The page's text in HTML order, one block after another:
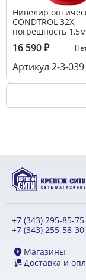
Нивелир
CONDTROL 32X,
погрешность
16 590₽
Артикул 2-3-039
+7 (343) 295-85-75
+7 (343) 255-58-30
Магазины
Доставка и